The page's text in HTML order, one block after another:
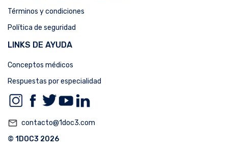
Términos y condiciones
Política de seguridad
LINKS DE AYUDA
Conceptos médicos
Respuestas por especialidad
mail_outline contacto@1doc3.com
© 1DOC3 2026